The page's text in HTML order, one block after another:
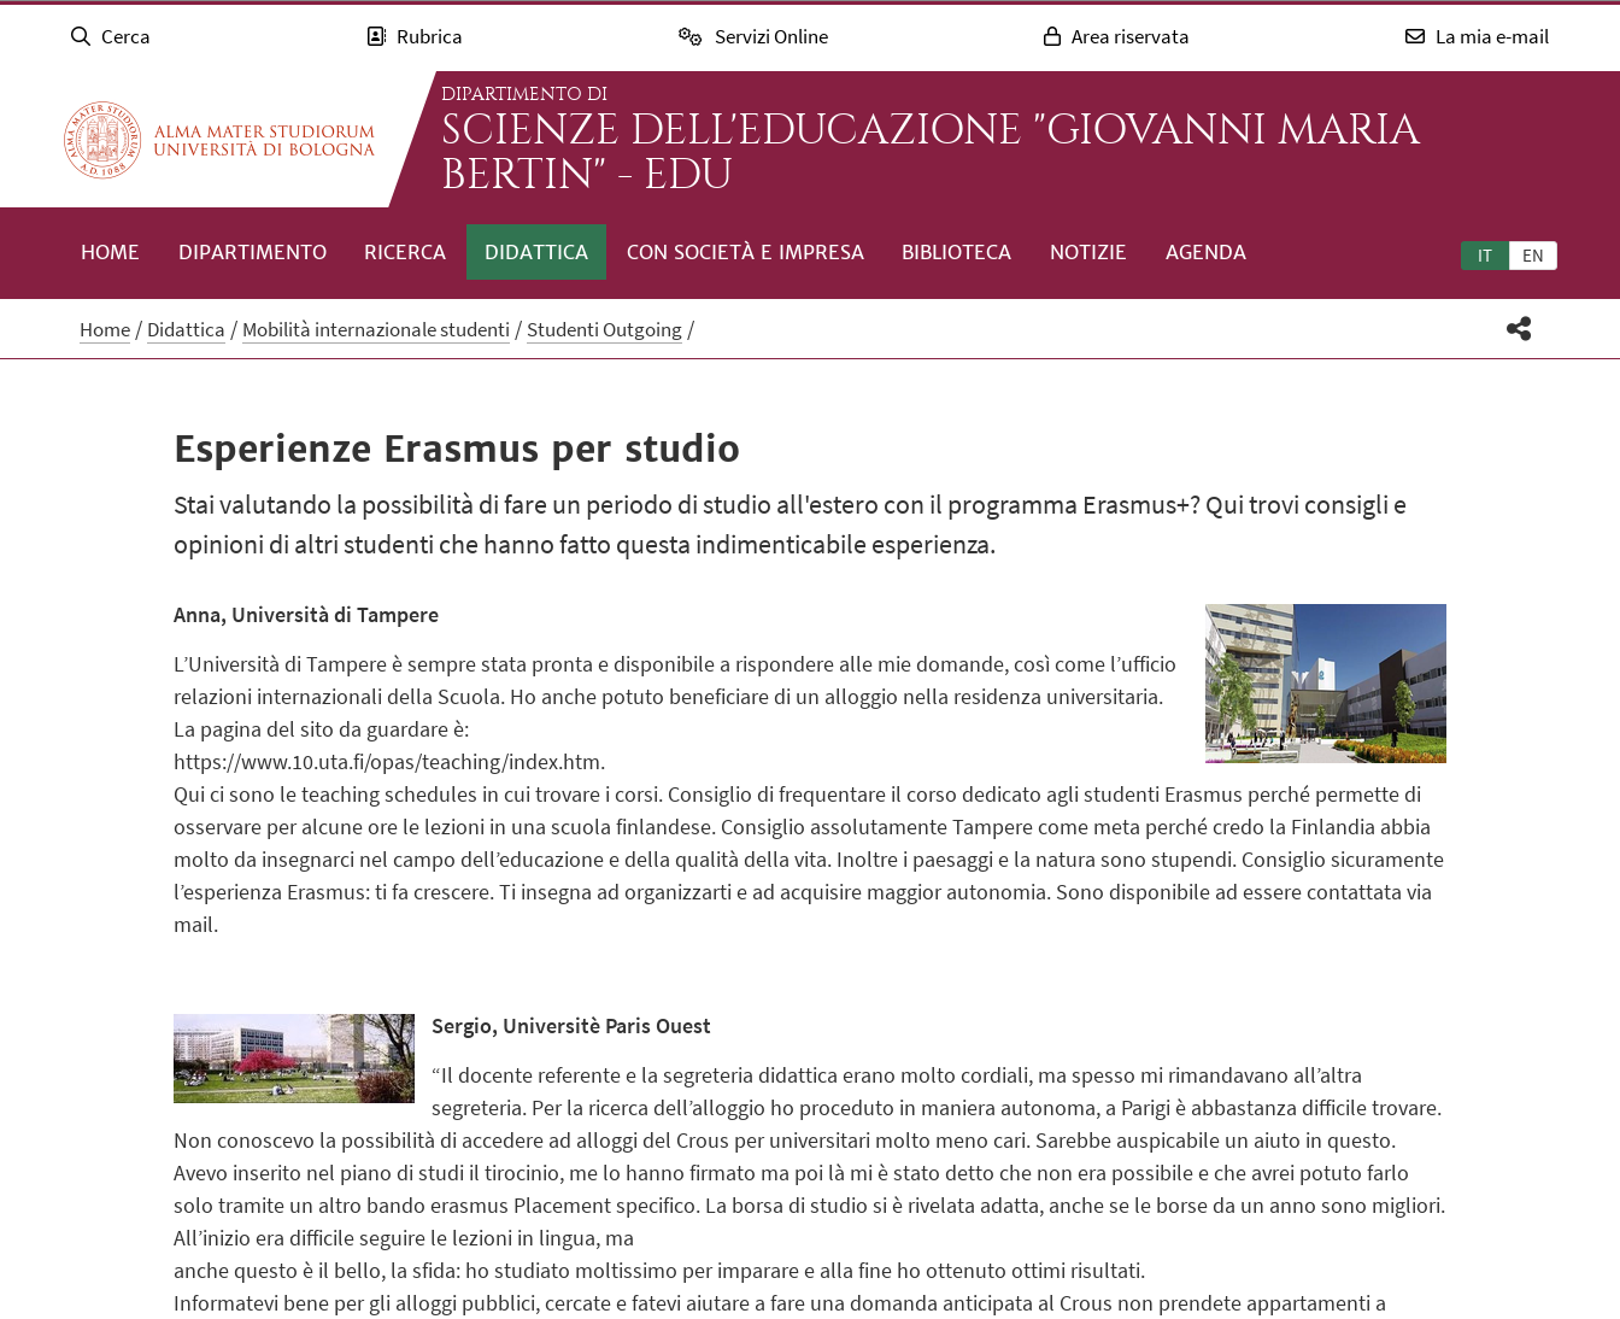
Cerca Rubrica Servizi Online Area riservata La mia e-mail
DIPARTIMENTO DI
SCIENZE DELL'EDUCAZIONE "GIOVANNI MARIA
BERTIN" - EDU
IT EN
HOME DIPARTIMENTO RICERCA DIDATTICA CON SOCIETÀ E IMPRESA BIBLIOTECA NOTIZIE AGENDA
Home Didattica Mobilità internazionale studenti Studenti Outgoing
Esperienze Erasmus per studio
Stai valutando la possibilità di fare un periodo di studio all'estero con il programma Erasmus+? Qui trovi consigli e
opinioni di altri studenti che hanno fatto questa indimenticabile esperienza.
Anna, Università di Tampere
L’Università di Tampere è sempre stata pronta e disponibile a rispondere alle mie domande, così come l’ufficio
relazioni internazionali della Scuola. Ho anche potuto beneficiare di un alloggio nella residenza universitaria.
La pagina del sito da guardare è:
https://www.10.uta.fi/opas/teaching/index.htm.
Qui ci sono le teaching schedules in cui trovare i corsi. Consiglio di frequentare il corso dedicato agli studenti Erasmus perché permette di
osservare per alcune ore le lezioni in una scuola finlandese. Consiglio assolutamente Tampere come meta perché credo la Finlandia abbia
molto da insegnarci nel campo dell’educazione e della qualità della vita. Inoltre i paesaggi e la natura sono stupendi. Consiglio sicuramente
l’esperienza Erasmus: ti fa crescere. Ti insegna ad organizzarti e ad acquisire maggior autonomia. Sono disponibile ad essere contattata via
mail.
Sergio, Universitè Paris Ouest
“Il docente referente e la segreteria didattica erano molto cordiali, ma spesso mi rimandavano all’altra
segreteria. Per la ricerca dell’alloggio ho proceduto in maniera autonoma, a Parigi è abbastanza difficile trovare.
Non conoscevo la possibilità di accedere ad alloggi del Crous per universitari molto meno cari. Sarebbe auspicabile un aiuto in questo.
Avevo inserito nel piano di studi il tirocinio, me lo hanno firmato ma poi là mi è stato detto che non era possibile e che avrei potuto farlo
solo tramite un altro bando erasmus Placement specifico. La borsa di studio si è rivelata adatta, anche se le borse da un anno sono migliori.
All’inizio era difficile seguire le lezioni in lingua, ma
anche questo è il bello, la sfida: ho studiato moltissimo per imparare e alla fine ho ottenuto ottimi risultati.
Informatevi bene per gli alloggi pubblici, cercate e fatevi aiutare a fare una domanda anticipata al Crous non prendete appartamenti a